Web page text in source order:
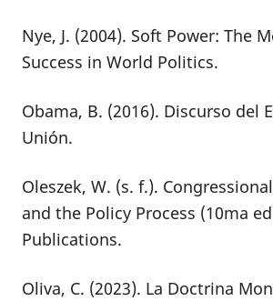
Nye, J. (2004). Soft Power: The
Success in World Politics.
Obama, B. (2016). Discurso del
Unión.
Oleszek, W. (s. f.).
and the Policy Process (10ma
Publications.
Oliva, C. (2023). La Doctrina